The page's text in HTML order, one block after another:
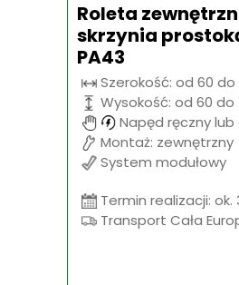
Roleta
skrzynia
PA43
Szerokość: od 60
Wysokość: od 60
Napęd ręczny
Montaż: zewnętrzny
System modułowy
Termin realizacji:
Transport Cała